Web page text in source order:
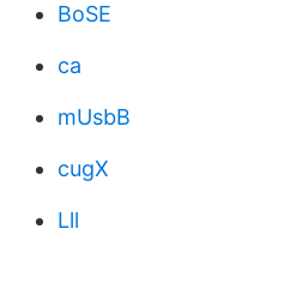
BoSE
ca
mUsbB
cugX
Lll